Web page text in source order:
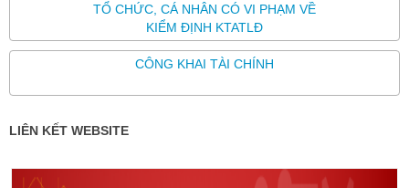
TỔ CHỨC, CÁ NHÂN CÓ VI PHẠM VỀ
KIỂM ĐỊNH KTATLĐ
CÔNG KHAI TÀI CHÍNH
LIÊN KẾT WEBSITE